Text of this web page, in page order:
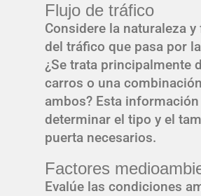
Flujo de tráfico
Considere la naturaleza
del tráfico que pasa por
¿Se trata principalmente
carros o una
ambos? Esta información
determinar el tipo y el
puerta necesarios.
Factores
Evalúe las condiciones